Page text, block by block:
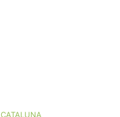
CATALUNA